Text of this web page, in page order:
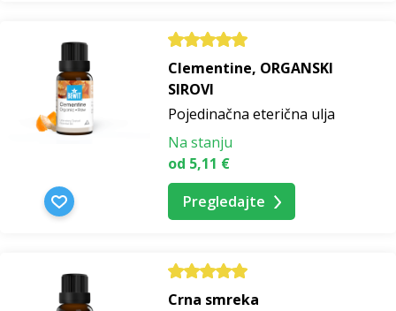
Clementine, ORGANSKI
SIROVI
Pojedinačna eterična ulja
Na stanju
od 5,11 €
Pregledajte
Crna smreka